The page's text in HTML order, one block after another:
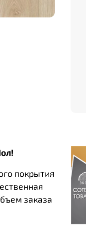
покрытия
заказа